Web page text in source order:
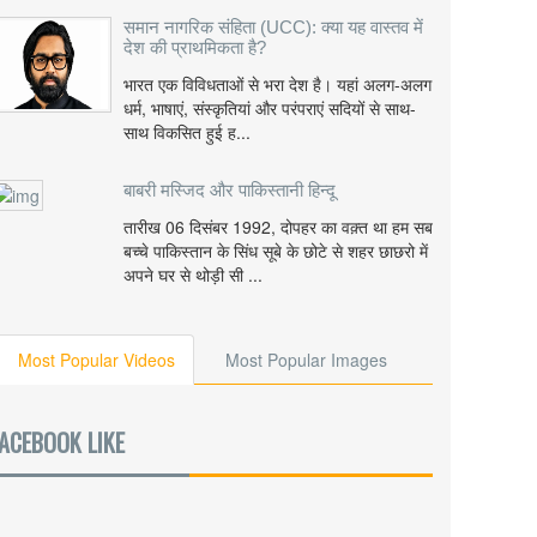
समान नागरिक संहिता (UCC): क्या यह वास्तव में
देश की प्राथमिकता है?
भारत एक विविधताओं से भरा देश है। यहां अलग-अलग
धर्म, भाषाएं, संस्कृतियां और परंपराएं सदियों से साथ-
साथ विकसित हुई ह...
बाबरी मस्जिद और पाकिस्तानी हिन्दू
तारीख 06 दिसंबर 1992, दोपहर का वक़्त था हम सब
बच्चे पाकिस्तान के सिंध सूबे के छोटे से शहर छाछरो में
अपने घर से थोड़ी सी ...
Most Popular Videos Most Popular Images
LIKE